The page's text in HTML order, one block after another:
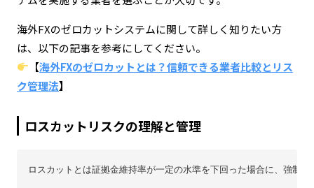
海外FXのゼロカットシステムに関して詳しく知りたい方
は、以下の記事を参考にしてください。
【海外FXのゼロカットとは？信頼できる業者比較とリス
ク管理法】
ロスカットリスクの理解と管理
ロスカットとは証拠金維持率が一定の水準を下回った場合に、強制